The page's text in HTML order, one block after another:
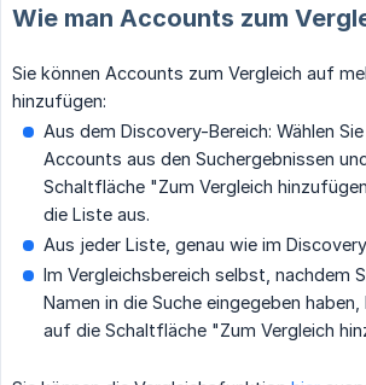
Wie man Accounts zum
Sie können Accounts zum Vergleich auf
hinzufügen:
Aus dem Discovery-Bereich: Wählen
Accounts aus den Suchergebnissen
Schaltfläche "Zum Vergleich
die Liste aus.
Aus jeder Liste, genau wie im
Im Vergleichsbereich selbst, nachdem
Namen in die Suche eingegeben
auf die Schaltfläche "Zum Vergleich